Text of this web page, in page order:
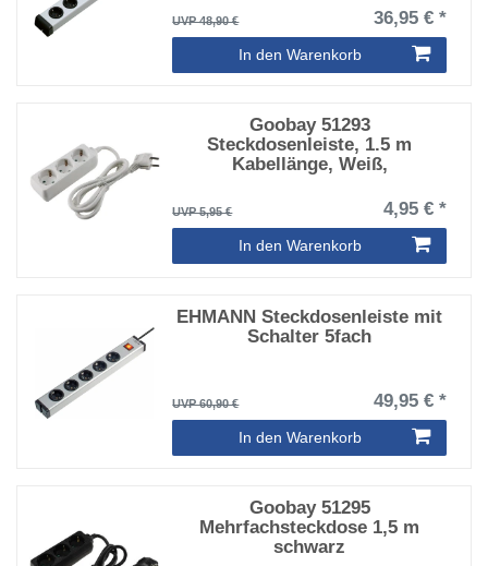
UVP 48,90 € 36,95 € *
In den Warenkorb
Goobay 51293
Steckdosenleiste, 1.5 m
Kabellänge, Weiß,
UVP 5,95 € 4,95 € *
In den Warenkorb
EHMANN Steckdosenleiste mit
Schalter 5fach
UVP 60,90 € 49,95 € *
In den Warenkorb
Goobay 51295
Mehrfachsteckdose 1,5 m
schwarz